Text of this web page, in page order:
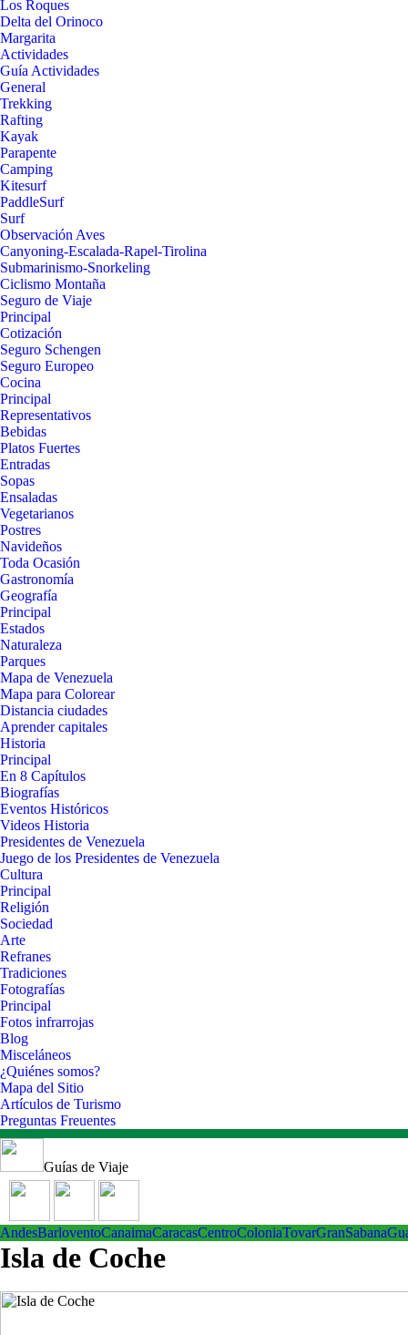
Los Roques
Delta del Orinoco
Margarita
Actividades
Guía Actividades
General
Trekking
Rafting
Kayak
Parapente
Camping
Kitesurf
PaddleSurf
Surf
Observación Aves
Canyoning-Escalada-Rapel-Tirolina
Submarinismo-Snorkeling
Ciclismo Montaña
Seguro de Viaje
Principal
Cotización
Seguro Schengen
Seguro Europeo
Cocina
Principal
Representativos
Bebidas
Platos Fuertes
Entradas
Sopas
Ensaladas
Vegetarianos
Postres
Navideños
Toda Ocasión
Gastronomía
Geografía
Principal
Estados
Naturaleza
Parques
Mapa de Venezuela
Mapa para Colorear
Distancia ciudades
Aprender capitales
Historia
Principal
En 8 Capítulos
Biografías
Eventos Históricos
Videos Historia
Presidentes de Venezuela
Juego de los Presidentes de Venezuela
Cultura
Principal
Religión
Sociedad
Arte
Refranes
Tradiciones
Fotografías
Principal
Fotos infrarrojas
Blog
Misceláneos
¿Quiénes somos?
Mapa del Sitio
Artículos de Turismo
Preguntas Freuentes
Guías de Viaje
AndesBarloventoCanaimaCaracasCentroColoniaTovarGranSabana
Isla de Coche